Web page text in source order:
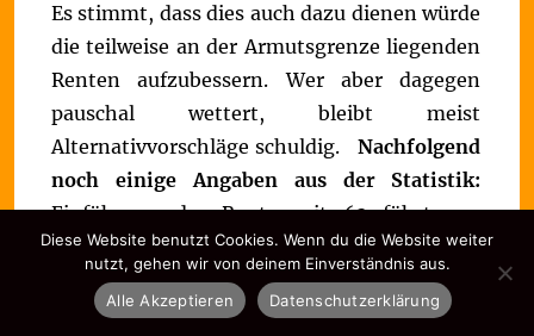
Es stimmt, dass dies auch dazu dienen würde
die teilweise an der Armutsgrenze liegenden
Renten aufzubessern. Wer aber dagegen
pauschal wettert, bleibt meist
Alternativvorschläge schuldig.
Nachfolgend
noch einige Angaben aus der Statistik:
Einführung der Rente mit 63 führte zu
Verlust von 200.000 Arbeitskräften,
Deutsches Institut für Wirtschaft: 2020
werden 1,3 Mio. Fachkräfte fehlen
Von den
Diese Website benutzt Cookies. Wenn du die Website weiter
nutzt, gehen wir von deinem Einverständnis aus.
Alle Akzeptieren
Datenschutzerklärung